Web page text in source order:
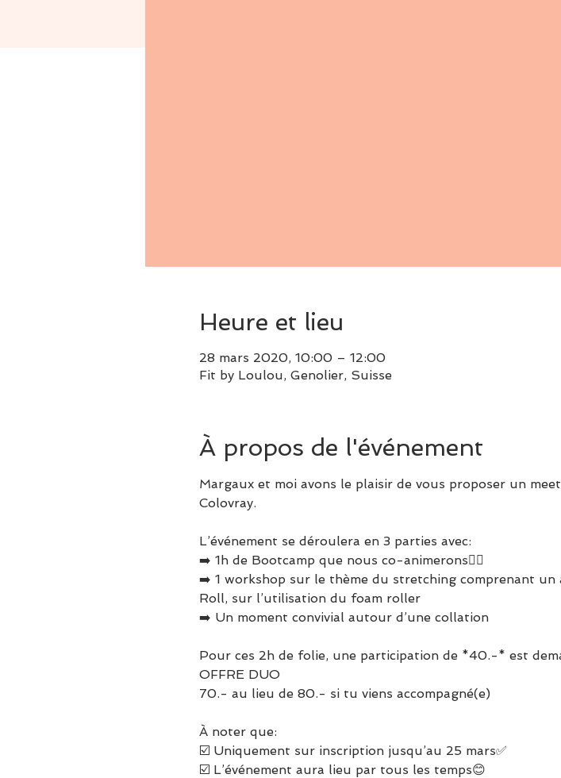
Heure et lieu
28 mars 2020, 10:00 – 12:00
Fit by Loulou, Genolier, Suisse
À propos de l'événement
Margaux et moi avons le plaisir de vous proposer un
L’événement se déroulera en 3 parties avec:
➡️ 1h de Bootcamp que nous co-animerons🏋🏻
➡️ 1 workshop sur le thème du stretching comprenant un
Roll, sur l’utilisation du foam roller
➡️ Un moment convivial autour d’une collation
Pour ces 2h de folie, une participation de *40.-* est
OFFRE DUO
70.- au lieu de 80.- si tu viens accompagné(e)
À noter que:
☑️ Uniquement sur inscription jusqu’au 25 mars✅
☑️ L’événement aura lieu par tous les temps😊